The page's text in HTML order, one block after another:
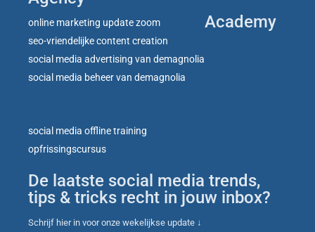
online marketing update zoom
seo-vriendelijke content creation
social media advertising van demagnolia
social media beheer van demagnolia
Academy
social media offline training
opfrissingscursus
De laatste social media trends,
tips & tricks recht in jouw inbox?
Schrijf hier in voor onze wekelijkse update ↓